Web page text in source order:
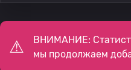
ВНИМАНИЕ:
мы продолжаем